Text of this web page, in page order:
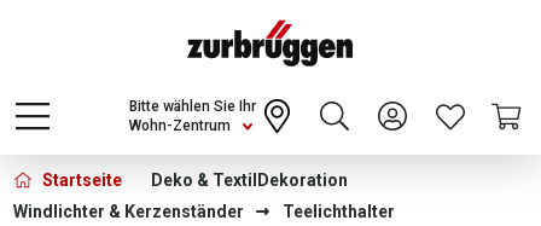
Choose a different country or region to see
content for your location and shop online
CONTINUE
Wohn-Zentrum
Bitte wählen Sie Ihr
Startseite Deko & Textil Dekoration
Windlichter & Kerzenständer
Teelichthalter